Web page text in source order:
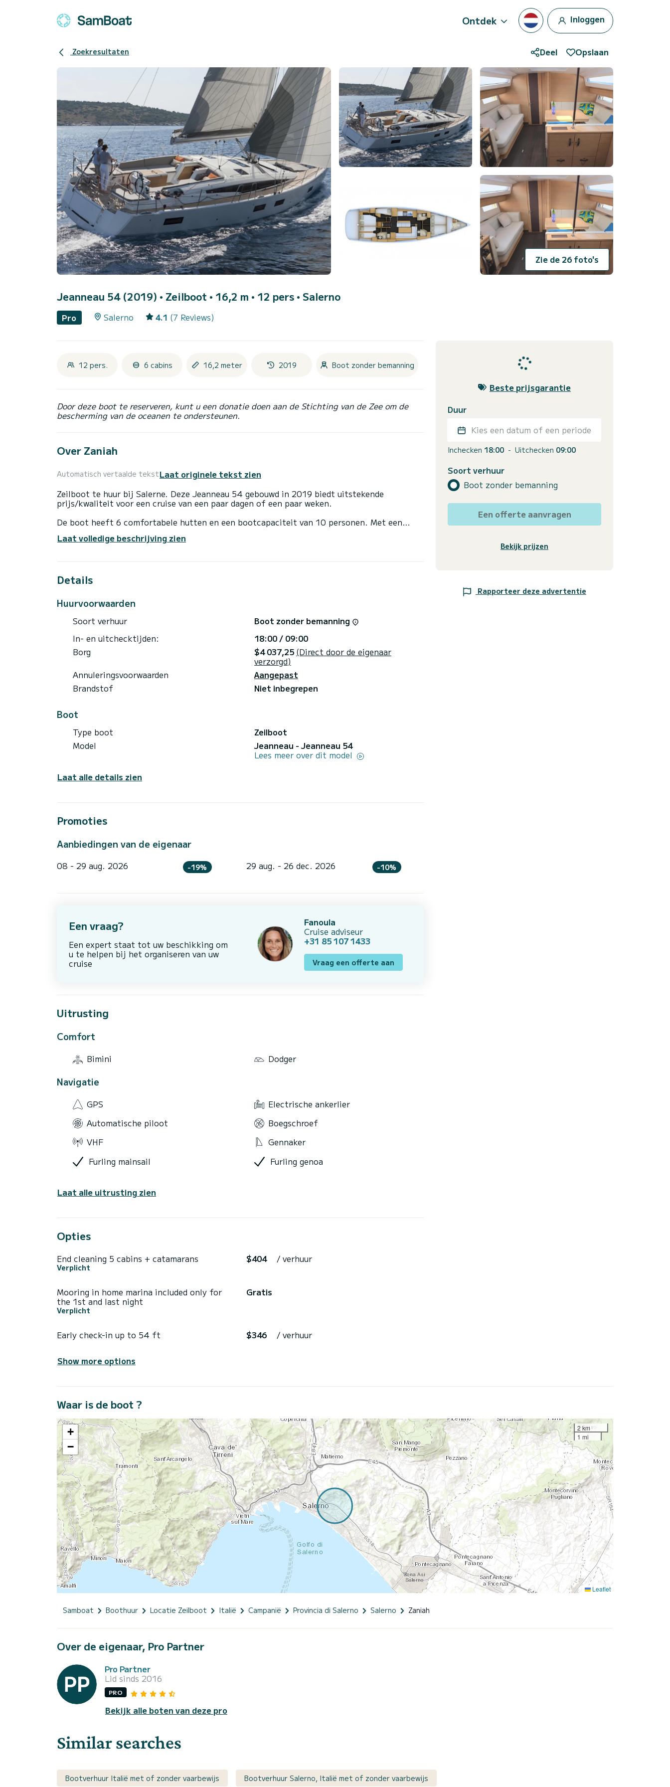
Ontdek Inloggen
Zoekresultaten Deel Opslaan
Zie de 26 foto's
Jeanneau 54 (2019) • Zeilboot • 16,2 m • 12 pers • Salerno
Pro Salerno 4.1 (7 Reviews)
12 pers. 6 cabins 16,2 meter 2019 Boot zonder bemanning
Door deze boot te reserveren, kunt u een donatie doen aan de Stichting van de Zee om de
bescherming van de oceanen te ondersteunen.
Over Zaniah
Automatisch vertaalde tekstLaat originele tekst zien
Zeilboot te huur bij Salerne. Deze Jeanneau 54 gebouwd in 2019 biedt uitstekende
prijs/kwaliteit voor een cruise van een paar dagen of een paar weken.
De boot heeft 6 comfortabele hutten en een bootcapaciteit van 10 personen. Met een
het water in de buurt van Salerne
Deze Jeanneau 54 is uitgerust met 3 badkamers met douche.
Deze boot is uitgerust met een rolgrootzeil en een rolgenua. Het beschikt over de volgende
Boekingsaanvragen en offertes worden rechtstreeks door SamBoat beheerd. Via het
Laat volledige beschrijving zien
Details
Huurvoorwaarden
Soort verhuur
Boot zonder bemanning
In- en uitchecktijden:
18:00 / 09:00
Borg
$4 037,25 (Direct door de eigenaar
verzorgd)
Annuleringsvoorwaarden
Aangepast
Brandstof
Niet inbegrepen
Boot
Type boot
Zeilboot
Model
Jeanneau - Jeanneau 54
Lees meer over dit model
Laat alle details zien
Promoties
Aanbiedingen van de eigenaar
08 - 29 aug. 2026 -19% 29 aug. - 26 dec. 2026 -10%
Een vraag?
Een expert staat tot uw beschikking om
u te helpen bij het organiseren van uw
cruise
Fanoula
Cruise adviseur
+31 85 107 1433
Vraag een offerte aan
Uitrusting
Comfort
Bimini Dodger
Navigatie
GPS
Electrische ankerlier
Automatische piloot
Boegschroef
VHF
Gennaker
Furling mainsail
Furling genoa
Laat alle uitrusting zien
Opties
End cleaning 5 cabins + catamarans
Verplicht
$404 / verhuur
Mooring in home marina included only for
the 1st and last night
Verplicht
Gratis
Early check-in up to 54 ft $346 / verhuur
Show more options
Beste prijsgarantie
Duur
Kies een datum of een periode
Inchecken 18:00 - Uitchecken 09:00
Soort verhuur
Boot zonder bemanning
Een offerte aanvragen
Bekijk prijzen
Rapporteer deze advertentie
Waar is de boot ?
+
−
2 km
1 mi
Leaflet
Samboat Boothuur Locatie Zeilboot Italië Campanië Provincia di Salerno Salerno Zaniah
Over de eigenaar, Pro Partner
Pro Partner
Lid sinds 2016
PRO
Bekijk alle boten van deze pro
Similar searches
Bootverhuur Italië met of zonder vaarbewijs Bootverhuur Salerno, Italië met of zonder vaarbewijs